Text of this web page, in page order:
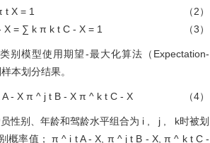
t X = 1
（2）
X = ∑ k π k t C - X = 1 （3）
别模型使用期望-最大化算法（Expectation-
本划分结果。
A - X π ^ j t B - X π ^ k t C - X （4）
性别、年龄和驾龄水平组合为 i j k时被划
概率值； π ^ i t A - X π ^ j t B - X,π ^ k t C -